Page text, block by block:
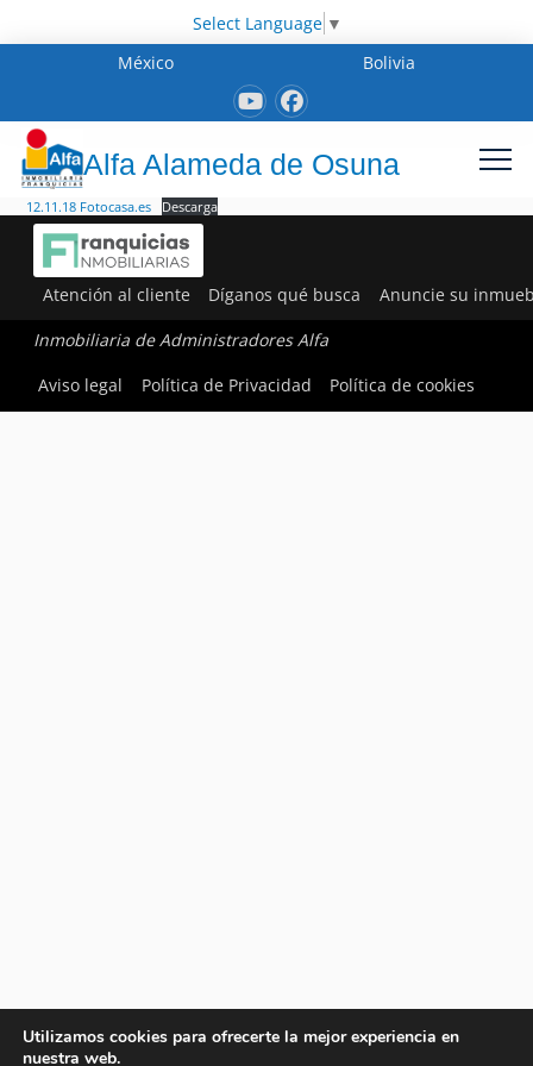
Select Language ▼
México
Bolivia
Alfa Alameda de Osuna
12.11.18 Fotocasa.es Descarga
Atención al cliente Díganos qué busca Anuncie su
Inmobiliaria de Administradores Alfa
Aviso legal
Política de Privacidad Política de cookies
Utilizamos cookies para ofrecerte la mejor experiencia en
nuestra web.